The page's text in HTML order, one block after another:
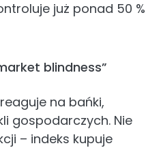
już ponad 50 %
blindness”
na bańki,
gospodarczych. Nie
– indeks kupuje